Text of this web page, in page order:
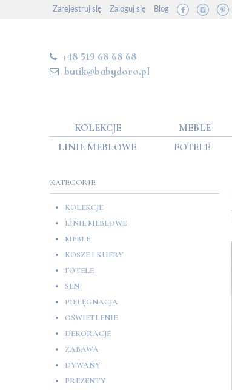
Zarejestruj się Zaloguj się Blog
+48 519 68 68 68
butik@babydoro.pl
KOLEKCJE MEBLE
LINIE MEBLOWE
FOTELE
KATEGORIE
KOLEKCJE
LINIE MEBLOWE
MEBLE
KOSZE I KUFRY
FOTELE
SEN
PIELĘGNACJA
OŚWIETLENIE
DEKORACJE
ZABAWA
DYWANY
PREZENTY